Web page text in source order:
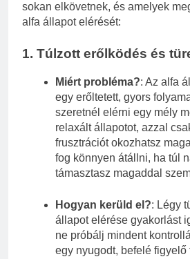
sokan elkövetnek, és amelyek
alfa állapot elérését:
1. Túlzott erőlködés és
Miért probléma?: Az alfa
egy erőltetett, gyors
szeretnél elérni egy mély
relaxált állapotot, azzal
frusztrációt okozhatsz
fog könnyen átállni, ha túl
támasztasz magaddal
Hogyan kerüld el?: Légy
állapot elérése gyakorlást
ne próbálj mindent
egy nyugodt, befelé figyelő